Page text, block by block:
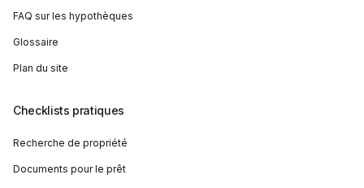
FAQ sur les hypothèques
Glossaire
Plan du site
Checklists pratiques
Recherche de propriété
Documents pour le prêt